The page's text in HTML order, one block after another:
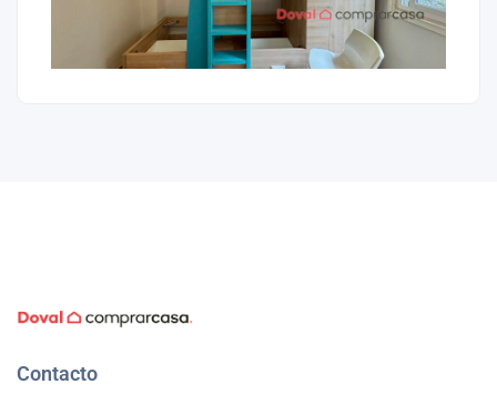
Contacto